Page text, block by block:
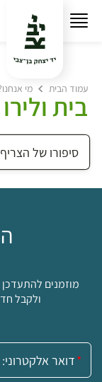
עמוד הבית מי
בית ולירו
מוזמנים להתעדכן
ולקבל
אימייל: